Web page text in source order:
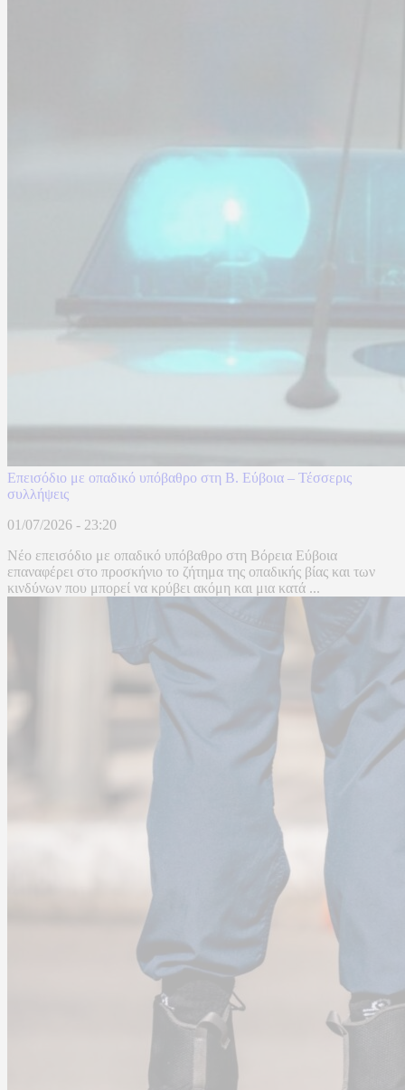
Επεισόδιο με οπαδικό υπόβαθρο στη Β. Εύβοια – Τέσσερις
συλλήψεις
01/07/2026 - 23:20
Νέο επεισόδιο με οπαδικό υπόβαθρο στη Βόρεια Εύβοια
επαναφέρει στο προσκήνιο το ζήτημα της οπαδικής βίας και των
κινδύνων που μπορεί να κρύβει ακόμη και μια κατά ...